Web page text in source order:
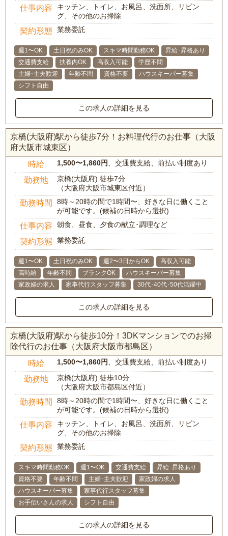
仕事内容
キッチン、トイレ、お風呂、洗面所、リビン
グ、その他のお掃除
契約形態 業務委託
週1〜OK 土日祝のみOK スキマ時間勤務OK
昇給･昇格あり
交通費支給
扶養内OK 高収入可能
学歴不問
主婦･主夫歓迎
年齢不問 資格不要
ハウスキーパー募集
シフト自由
この求人の詳細を見る
京橋(大阪府)駅から徒歩7分！お料理代行のお仕事（大阪
府大阪市城東区）
時給 1,500〜1,860円 、交通費支給、前払い制度あり
勤務地
京橋(大阪府) 徒歩7分
（大阪府大阪市城東区付近）
勤務時間
8時～20時の間で1時間〜、好きな日に働くこと
が可能です。(候補の日時から選択)
仕事内容 朝食、昼食、夕食の献立･調理など
契約形態 業務委託
週1〜OK 土日祝のみOK 週2〜3日からOK
高収入可能
高時給
年齢不問 ブランクOK
ハウスキーパー募集
家政婦の求人
家事代行スタッフ募集 30代･40代･50代活躍中
この求人の詳細を見る
京橋(大阪府)駅から徒歩10分！3DKマンションでのお掃
除代行のお仕事（大阪府大阪市都島区）
時給 1,500〜1,860円 、交通費支給、前払い制度あり
勤務地
京橋(大阪府) 徒歩10分
（大阪府大阪市都島区付近）
勤務時間
8時～20時の間で1時間〜、好きな日に働くこと
が可能です。(候補の日時から選択)
仕事内容
キッチン、トイレ、お風呂、洗面所、リビン
グ、その他のお掃除
契約形態 業務委託
スキマ時間勤務OK 週1〜OK 交通費支給
昇給･昇格あり
資格不要
年齢不問 主婦･主夫歓迎
家政婦の求人
ハウスキーパー募集
家事代行スタッフ募集
お手伝いさんの求人
シフト自由
この求人の詳細を見る